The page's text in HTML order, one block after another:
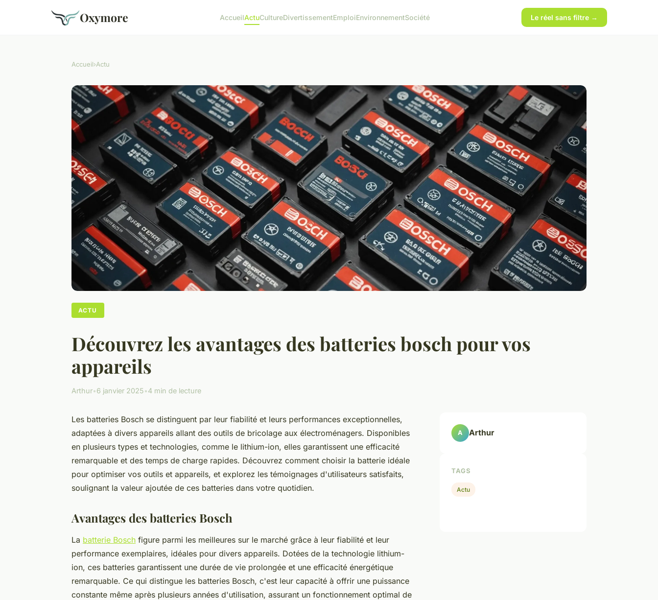
Oxymore AccueilActuCultureDivertissementEmploiEnvironnementSociété Le réel sans filtre →
Accueil›Actu
ACTU
Découvrez les avantages des batteries bosch pour vos
appareils
Arthur•6 janvier 2025•4 min de lecture
Les batteries Bosch se distinguent par leur fiabilité et leurs performances exceptionnelles,
adaptées à divers appareils allant des outils de bricolage aux électroménagers. Disponibles
en plusieurs types et technologies, comme le lithium-ion, elles garantissent une efficacité
remarquable et des temps de charge rapides. Découvrez comment choisir la batterie idéale
pour optimiser vos outils et appareils, et explorez les témoignages d'utilisateurs satisfaits,
soulignant la valeur ajoutée de ces batteries dans votre quotidien.
Avantages des batteries Bosch
La batterie Bosch figure parmi les meilleures sur le marché grâce à leur fiabilité et leur
performance exemplaires, idéales pour divers appareils. Dotées de la technologie lithium-
ion, ces batteries garantissent une durée de vie prolongée et une efficacité énergétique
remarquable. Ce qui distingue les batteries Bosch, c'est leur capacité à offrir une puissance
constante même après plusieurs années d'utilisation, assurant un fonctionnement optimal de
A Arthur
TAGS
Actu